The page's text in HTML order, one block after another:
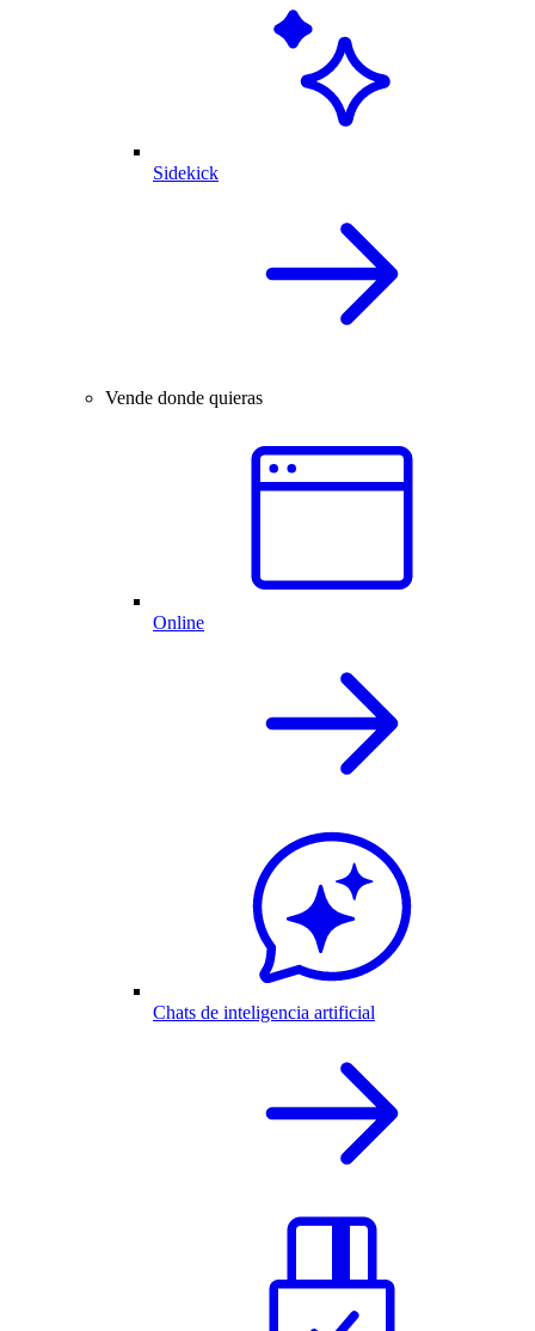
Sidekick
Vende donde quieras
Online
Chats de inteligencia artificial